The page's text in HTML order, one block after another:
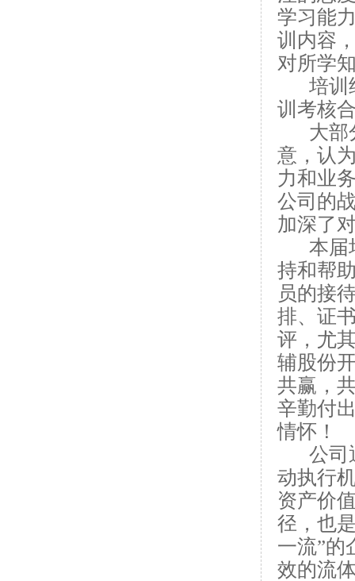
学习能
训内容
对所学
培训
训考核
大部
意，认
力和业
公司的
加深了
本届
持和帮
员的接
排、证
评，尤
辅股份
共赢，
辛勤付
情怀！
公司
动执行
资产价
径，也
一流”的
效的流